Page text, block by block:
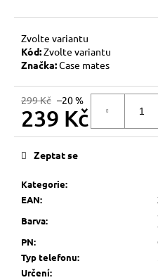
Zvolte variantu
Kód:Zvolte variantu
Značka:Case mates
299 Kč –20 %
239 Kč
Měrná
Kategorie:
EAN:
Barva:
PN:
Typ telefonu:
Určení:
Zeptat se
č
u
e
m
e